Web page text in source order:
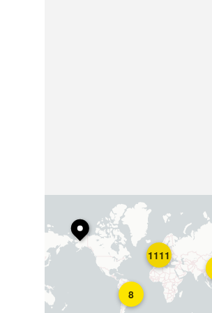
8
1111